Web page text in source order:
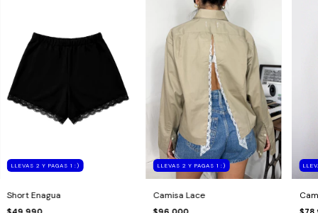
LLEVAS 2 Y PAGAS 1 :)
Short Enagua
LLEVAS 2 Y PAGAS 1 :)
Camisa Lace